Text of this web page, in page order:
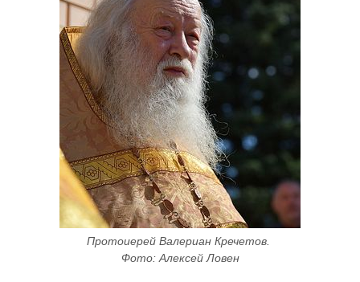
Протоиерей Валериан Кречетов.
Фото: Алексей Ловен